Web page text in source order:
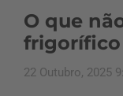
O que
frigorífico
22 Outubro, 2025